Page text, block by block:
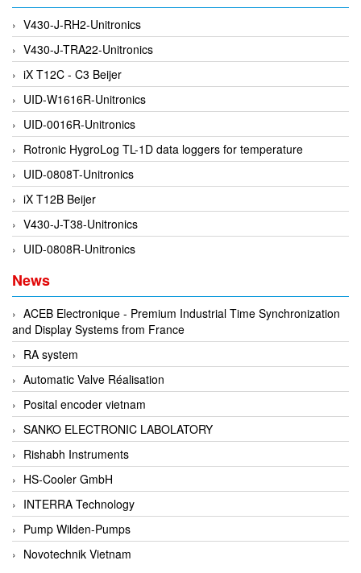
EMC PARTNER
EMCSOSIN
Emerson/Vertiv
EMG
Emotron
ENCEL Vietnam
Endress+Hauser
Enensys Vietnam
Enerdoor
Enerpac
Enolgas
Envada
Environmental Compliance Products
EPC
EPE Process Filters & Accumulators
Epro/Emerson
ERE WIRELESS
Erhardt-Leimer
Erhardt-Leimer
Erhardt-leimer
ERICHSEN
V430-J-RH2-Unitronics
V430-J-TRA22-Unitronics
iX T12C - C3 Beijer
UID-W1616R-Unitronics
UID-0016R-Unitronics
Rotronic HygroLog TL-1D data loggers for temperature
UID-0808T-Unitronics
iX T12B Beijer
V430-J-T38-Unitronics
UID-0808R-Unitronics
News
ACEB Electronique - Premium Industrial Time Synchronization
and Display Systems from France
RA system
Automatic Valve Réalisation
Posital encoder vietnam
SANKO ELECTRONIC LABOLATORY
Rishabh Instruments
HS-Cooler GmbH
INTERRA Technology
Pump Wilden-Pumps
Novotechnik Vietnam